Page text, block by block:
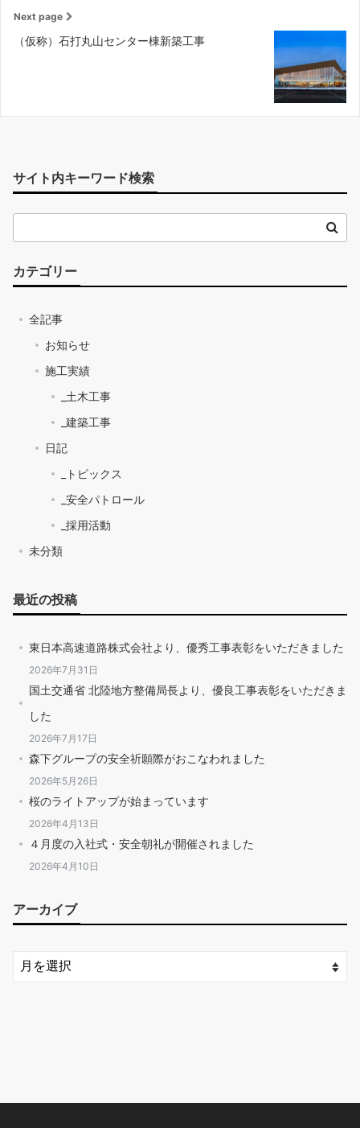
Next page
（仮称）石打丸山センター棟新築工事
サイト内キーワード検索
カテゴリー
全記事
お知らせ
施工実績
_土木工事
_建築工事
日記
_トピックス
_安全パトロール
_採用活動
未分類
最近の投稿
東日本高速道路株式会社より、優秀工事表彰をいただきました
2026年7月31日
国土交通省 北陸地方整備局長より、優良工事表彰をいただきま
した
2026年7月17日
森下グループの安全祈願際がおこなわれました
2026年5月26日
桜のライトアップが始まっています
2026年4月13日
４月度の入社式・安全朝礼が開催されました
2026年4月10日
アーカイブ